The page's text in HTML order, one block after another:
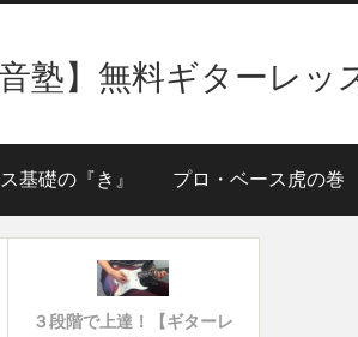
音塾】無料ギターレッ
基礎の『き』 プロ・ベース虎の巻
３段階で上達！【ギターレ